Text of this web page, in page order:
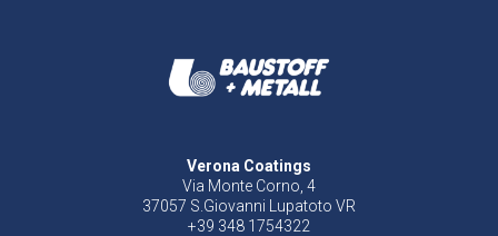
Verona Coatings
Via Monte Corno, 4
37057 S.Giovanni Lupatoto VR
+39 348 1754322